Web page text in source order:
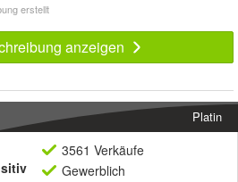
erstellt
anzeigen
Platin
3561 Verkäufe
Gewerblich